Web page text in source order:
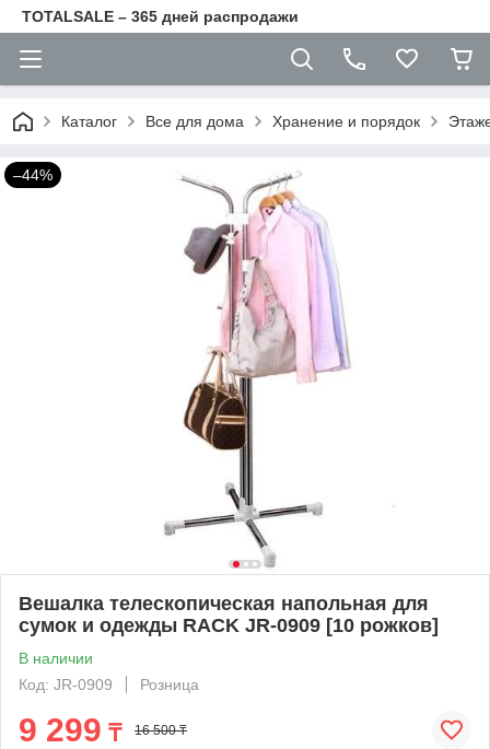
TOTALSALE – 365 дней распродажи
Каталог Все для дома Хранение и порядок
–44%
Вешалка телескопическая напольная для
сумок и одежды RACK JR-0909 [10 рожков]
В наличии
Код: JR-0909
Розница
9 299 ₸ 16 500 ₸